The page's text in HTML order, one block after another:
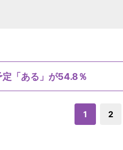
定「ある」が54.8％
1 2